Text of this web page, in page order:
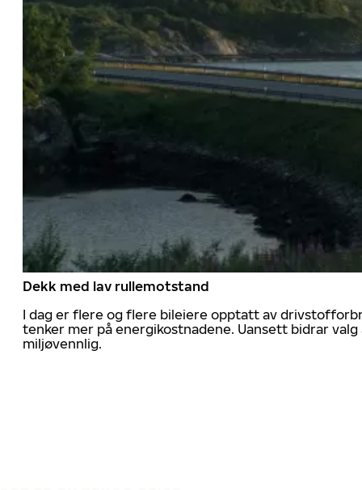
Dekk med lav rullemotstand
I dag er flere og flere bileiere opptatt av
tenker mer på energikostnadene. Uansett bidrar
miljøvennlig.